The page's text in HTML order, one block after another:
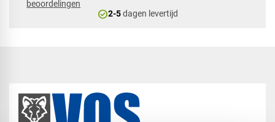
beoordelingen
check_circle2-5dagen levertijd